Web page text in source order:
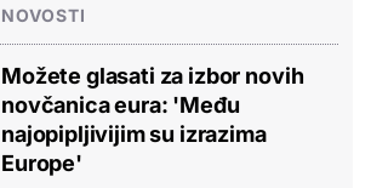
NOVOSTI
Možete glasati za izbor novih
novčanica eura: 'Među
najopipljivijim su izrazima
Europe'